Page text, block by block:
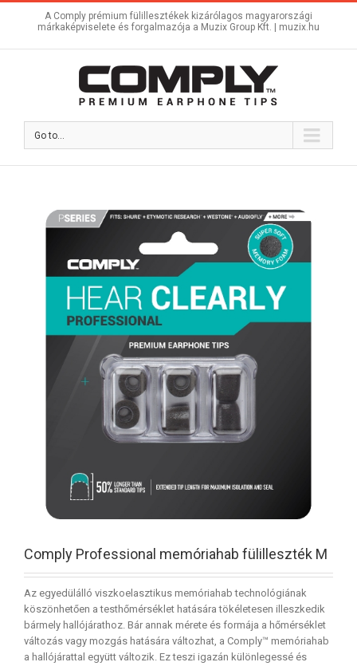
A Comply prémium fülillesztékek kizárólagos magyarországi
márkaképviselete és forgalmazója a Muzix Group Kft. | muzix.hu
Go to...
Comply Professional memóriahab fülilleszték M
Az egyedülálló viszkoelasztikus memóriahab technológiának
köszönhetően a testhőmérséklet hatására tökéletesen illeszkedik
bármely hallójárathoz. Bár annak mérete és formája a hőmérséklet
változás vagy mozgás hatására változhat, a Comply™ memóriahab
a hallójárattal együtt változik. Ez teszi igazán különlegessé és